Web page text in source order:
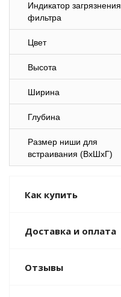
Индикатор загрязнения
фильтра
Цвет
Высота
Ширина
Глубина
Размер ниши для
встраивания (ВхШхГ)
Как купить
Доставка и оплата
Отзывы